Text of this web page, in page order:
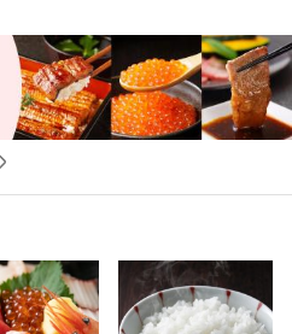
すべて
レビューキャンペーン